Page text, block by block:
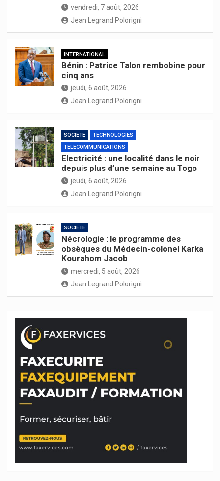
vendredi, 7 août, 2026
Jean Legrand Polorigni
INTERNATIONAL
Bénin : Patrice Talon rembobine pour
cinq ans
jeudi, 6 août, 2026
Jean Legrand Polorigni
SOCIETE
TECHNOLOGIES
TELECOMMUNICATIONS
Electricité : une localité dans le noir
depuis plus d’une semaine au Togo
jeudi, 6 août, 2026
Jean Legrand Polorigni
SOCIETE
Nécrologie : le programme des
obsèques du Médecin-colonel Karka
Kourahom Jacob
mercredi, 5 août, 2026
Jean Legrand Polorigni